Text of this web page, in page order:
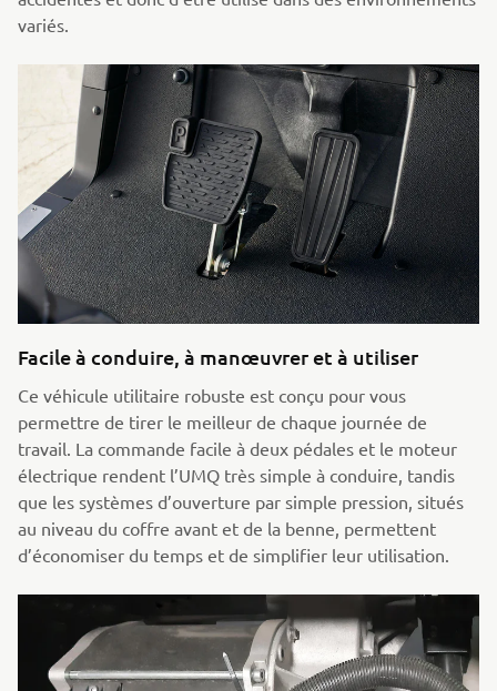
variés.
Facile à conduire, à manœuvrer et à utiliser
Ce véhicule utilitaire robuste est conçu pour vous
permettre de tirer le meilleur de chaque journée de
travail. La commande facile à deux pédales et le moteur
électrique rendent l’UMQ très simple à conduire, tandis
que les systèmes d’ouverture par simple pression, situés
au niveau du coffre avant et de la benne, permettent
d’économiser du temps et de simplifier leur utilisation.